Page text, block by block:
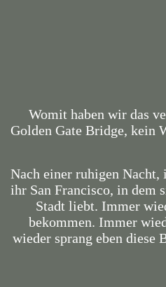
Womit haben wir das
Golden Gate Bridge, kein
Nach einer ruhigen Nacht,
ihr San Francisco, in dem
Stadt liebt. Immer
bekommen. Immer
wieder sprang eben diese